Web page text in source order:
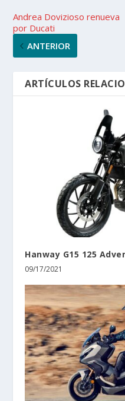
Andrea Dovizioso renueva
por Ducati
ANTERIOR
ARTÍCULOS
Hanway G15 125
09/17/2021